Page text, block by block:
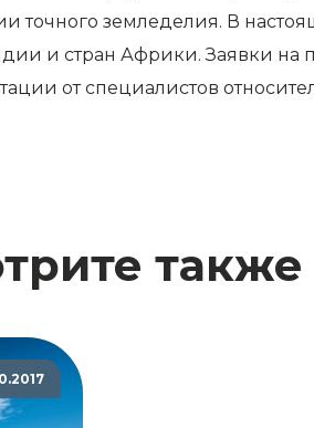
земледелия. В
и стран Африки. Заявки на
от специалистов
также